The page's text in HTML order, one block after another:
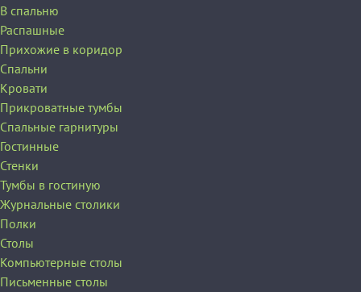
В спальню
Распашные
Прихожие в коридор
Спальни
Кровати
Прикроватные тумбы
Спальные гарнитуры
Гостинные
Стенки
Тумбы в гостиную
Журнальные столики
Полки
Столы
Компьютерные столы
Письменные столы